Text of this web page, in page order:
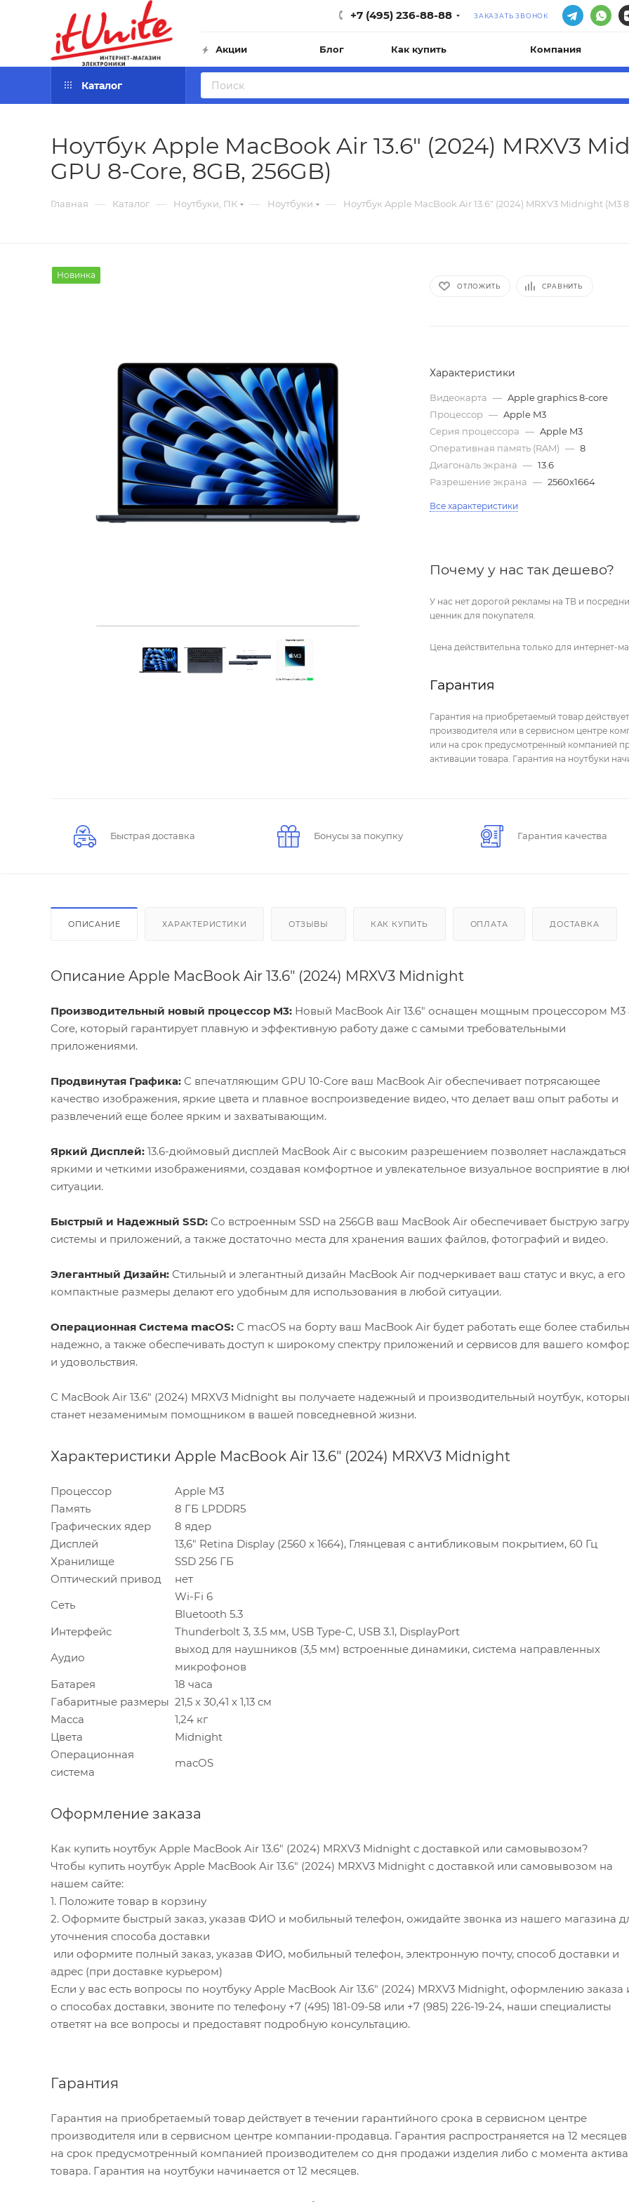
+7 (495) 236-88-88 ЗАКАЗАТЬ ЗВОНОК
Акции Блог Как купить Компания
Каталог
Ноутбук Apple MacBook Air 13.6" (2024) MRXV3
GPU 8-Core, 8GB, 256GB)
Главная — Каталог — Ноутбуки, ПК — Ноутбуки — Ноутбук Apple MacBook Air 13.6" (2024) MRXV3 Midnight (M3
Новинка
ОТЛОЖИТЬ СРАВНИТЬ
Характеристики
Видеокарта — Apple graphics 8-core
Процессор — Apple M3
Серия процессора — Apple M3
Оперативная память (RAM) — 8
Диагональ экрана — 13.6
Разрешение экрана — 2560x1664
Все характеристики
Почему у нас так дешево?
У нас нет дорогой рекламы на ТВ и
ценник для покупателя.
Цена действительна только для интернет-
Гарантия
Гарантия на приобретаемый товар
производителя или в сервисном центре
или на срок предусмотренный компанией
активации товара. Гарантия на ноутбуки
Быстрая доставка Бонусы за покупку Гарантия качества
ОПИСАНИЕ ХАРАКТЕРИСТИКИ ОТЗЫВЫ КАК КУПИТЬ ОПЛАТА ДОСТАВКА
Описание Apple MacBook Air 13.6" (2024) MRXV3 Midnight
Производительный новый процессор M3: Новый MacBook Air 13.6" оснащен мощным процессором M3
Core, который гарантирует плавную и эффективную работу даже с самыми требовательными
приложениями.
Продвинутая Графика: С впечатляющим GPU 10-Core ваш MacBook Air обеспечивает потрясающее
качество изображения, яркие цвета и плавное воспроизведение видео, что делает ваш опыт работы и
развлечений еще более ярким и захватывающим.
Яркий Дисплей: 13.6-дюймовый дисплей MacBook Air с высоким разрешением позволяет наслаждаться
яркими и четкими изображениями, создавая комфортное и увлекательное визуальное восприятие в
ситуации.
Быстрый и Надежный SSD: Со встроенным SSD на 256GB ваш MacBook Air обеспечивает быструю
системы и приложений, а также достаточно места для хранения ваших файлов, фотографий и видео.
Элегантный Дизайн: Стильный и элегантный дизайн MacBook Air подчеркивает ваш статус и вкус, а его
компактные размеры делают его удобным для использования в любой ситуации.
Операционная Система macOS: С macOS на борту ваш MacBook Air будет работать еще более
надежно, а также обеспечивать доступ к широкому спектру приложений и сервисов для вашего
и удовольствия.
С MacBook Air 13.6" (2024) MRXV3 Midnight вы получаете надежный и производительный ноутбук,
станет незаменимым помощником в вашей повседневной жизни.
Характеристики Apple MacBook Air 13.6" (2024) MRXV3 Midnight
Процессор
Apple M3
Память
8 ГБ LPDDR5
Графических ядер
8 ядер
Дисплей
13,6" Retina Display (2560 х 1664), Глянцевая с антибликовым покрытием, 60 Гц
Хранилище
SSD 256 ГБ
Оптический привод
нет
Сеть
Wi-Fi 6
Bluetooth 5.3
Интерфейс
Thunderbolt 3, 3.5 мм, USB Type-C, USB 3.1, DisplayPort
Аудио
выход для наушников (3,5 мм) встроенные динамики, система направленных
микрофонов
Батарея
18 часа
Габаритные размеры 21,5 х 30,41 х 1,13 см
Масса
1,24 кг
Цвета
Midnight
Операционная
система
macOS
Оформление заказа
Как купить ноутбук Apple MacBook Air 13.6" (2024) MRXV3 Midnight с доставкой или самовывозом?
Чтобы купить ноутбук Apple MacBook Air 13.6" (2024) MRXV3 Midnight с доставкой или самовывозом на
нашем сайте:
1. Положите товар в корзину
2. Оформите быстрый заказ, указав ФИО и мобильный телефон, ожидайте звонка из нашего магазина
уточнения способа доставки
или оформите полный заказ, указав ФИО, мобильный телефон, электронную почту, способ доставки и
адрес (при доставке курьером)
Если у вас есть вопросы по ноутбуку Apple MacBook Air 13.6" (2024) MRXV3 Midnight, оформлению заказа
о способах доставки, звоните по телефону +7 (495) 181-09-58 или +7 (985) 226-19-24, наши специалисты
ответят на все вопросы и предоставят подробную консультацию.
Гарантия
Гарантия на приобретаемый товар действует в течении гарантийного срока в сервисном центре
производителя или в сервисном центре компании-продавца. Гарантия распространяется на 12
на срок предусмотренный компанией производителем со дня продажи изделия либо с момента
товара. Гарантия на ноутбуки начинается от 12 месяцев.